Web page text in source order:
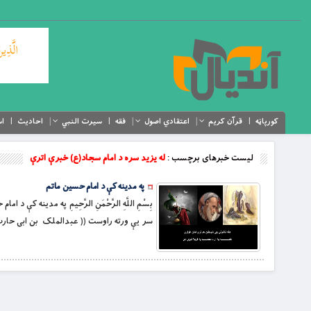
کورپاڼه قرآن کریم اعتقادي اصول فقه سیرت النبي احادیث
لیست خبرهای برچسب :له يزيد سره د امام سجاد(ع) خبرې اترې
په مدينه كې د امام حسين ماتم
سر يې ورته راوست (( عبدالملک بن ابى